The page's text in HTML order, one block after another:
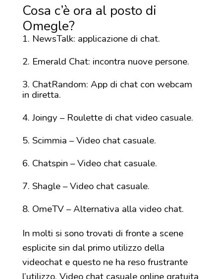
Cosa c’è ora al posto di
Omegle?
NewsTalk: applicazione di chat.
Emerald Chat: incontra nuove persone.
ChatRandom: App di chat con webcam
in diretta.
Joingy – Roulette di chat video casuale.
Scimmia – Video chat casuale.
Chatspin – Video chat casuale.
Shagle – Video chat casuale.
OmeTV – Alternativa alla video chat.
In molti si sono trovati di fronte a scene
esplicite sin dal primo utilizzo della
videochat e questo ne ha reso frustrante